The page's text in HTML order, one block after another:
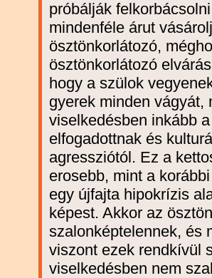
próbálják
mindenféle árut
ösztönkorlátozó,
ösztönkorlátozó
hogy a szülok
gyerek minden vágyát,
viselkedésben inkább
elfogadottnak és
agressziótól. Ez a
erosebb, mint a
egy újfajta hipokrízis
képest. Akkor az
szalonképtelennek, és
viszont ezek rendkívül
viselkedésben nem